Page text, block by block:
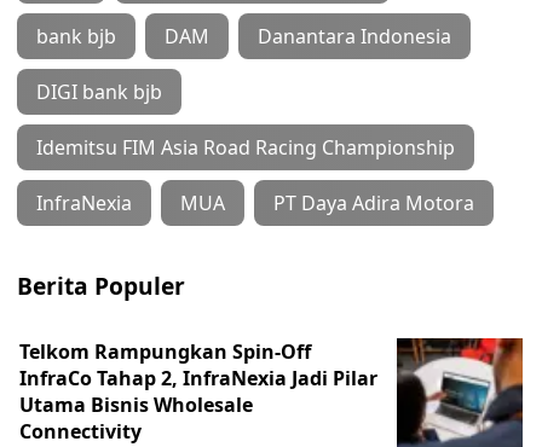
bank bjb DAM Danantara Indonesia
DIGI bank bjb
Idemitsu FIM Asia Road Racing Championship
InfraNexia MUA PT Daya Adira Motora
Berita Populer
Telkom Rampungkan Spin-Off
InfraCo Tahap 2, InfraNexia Jadi Pilar
Utama Bisnis Wholesale
Connectivity